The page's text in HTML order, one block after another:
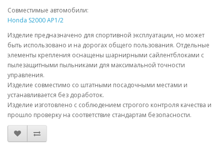
Совместимые автомобили:
Honda S2000 AP1/2
Изделие предназначено для спортивной эксплуатации, но может
быть использовано и на дорогах общего пользования. Отдельные
элементы крепления оснащены шарнирными сайлентблоками с
пылезащитными пыльниками для максимальной точности
управления.
Изделие совместимо со штатными посадочными местами и
устанавливается без доработок.
Изделие изготовлено с соблюдением строгого контроля качества и
прошло проверку на соответствие стандартам безопасности.